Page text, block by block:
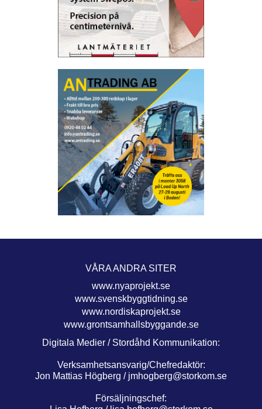
VÅRA ANDRA SITER
www.nyaprojekt.se
www.svenskbyggtidning.se
www.nordiskaprojekt.se
www.grontsamhallsbyggande.se
Digitala Medier / Stordåhd Kommunikation:
Verksamhetsansvarig/Chefredaktör:
Jon Mattias Högberg / jmhogberg@storkom.se
Försäljningschef: